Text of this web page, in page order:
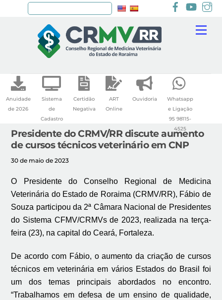
Anuidade
de 2026
Sistema
de
Cadastro
Certidão
Negativa
ART
Online
Ouvidoria
Whatsapp
e Ligação
95 98115-
4525
Presidente do CRMV/RR discute aumento
de cursos técnicos veterinário em CNP
30 de maio de 2023
O Presidente do Conselho Regional de Medicina
Veterinária do Estado de Roraima (CRMV/RR), Fábio de
Souza participou da 2ª Câmara Nacional de Presidentes
do Sistema CFMV/CRMVs de 2023, realizada na terça-
feira (23), na capital do Ceará, Fortaleza.
De acordo com Fábio, o aumento da criação de cursos
técnicos em veterinária em vários Estados do Brasil foi
um dos temas principais abordados no encontro.
“Trabalhamos em defesa de um ensino de qualidade,